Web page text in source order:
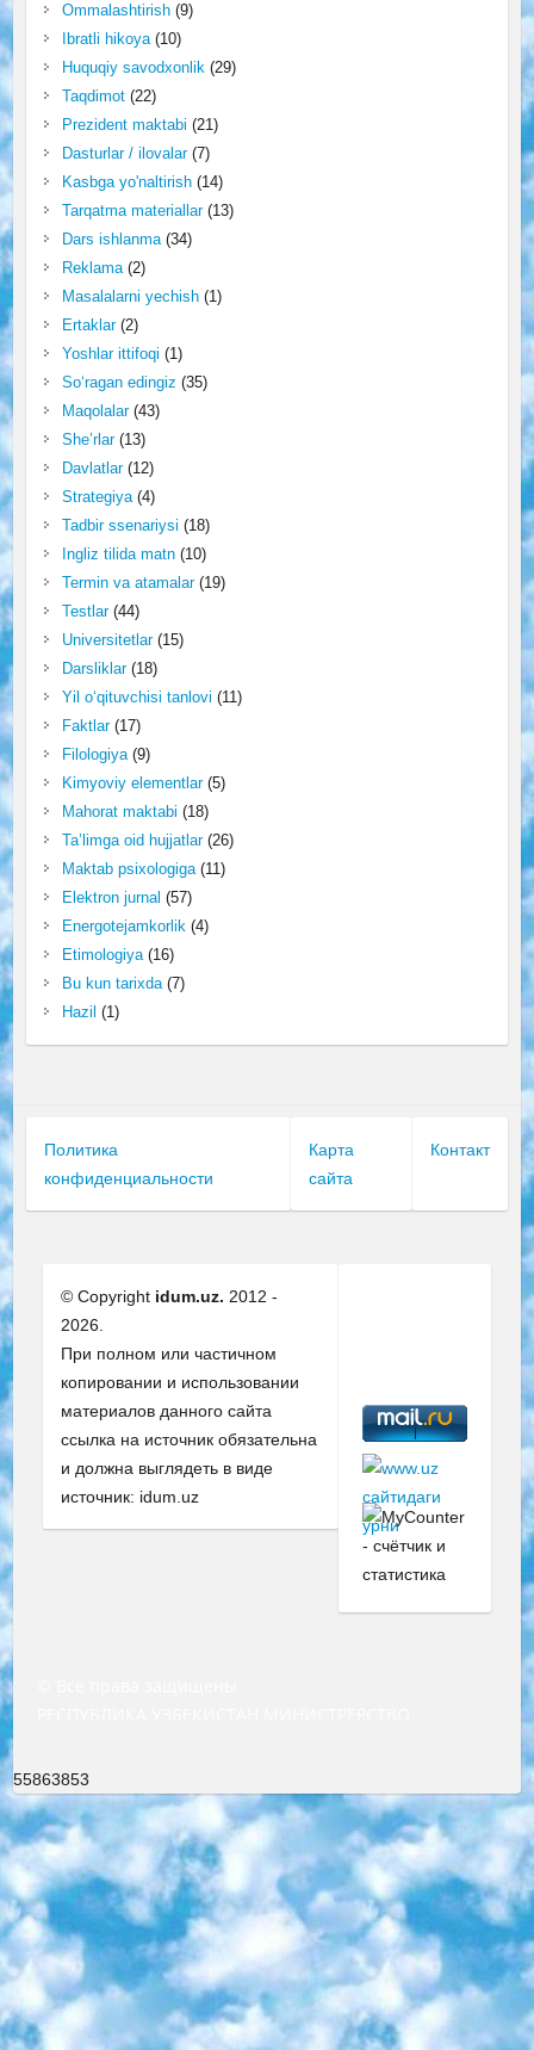
Ommalashtirish(9)
Ibratli hikoya(10)
Huquqiy savodxonlik(29)
Taqdimot(22)
Prezident maktabi (21)
Dasturlar / ilovalar(7)
Kasbga yo'naltirish(14)
Tarqatma materiallar(13)
Dars ishlanma(34)
Reklama(2)
Masalalarni yechish(1)
Ertaklar(2)
Yoshlar ittifoqi (1)
So‘ragan edingiz (35)
Maqolalar(43)
She’rlar(13)
Davlatlar(12)
Strategiya(4)
Tadbir ssenariysi (18)
Ingliz tilida matn(10)
Termin va atamalar(19)
Testlar(44)
Universitetlar(15)
Darsliklar(18)
Yil o‘qituvchisi tanlovi (11)
Faktlar(17)
Filologiya(9)
Kimyoviy elementlar(5)
Mahorat maktabi (18)
Ta’limga oid hujjatlar(26)
Maktab psixologiga(11)
Elektron jurnal (57)
Energotejamkorlik(4)
Etimologiya(16)
Bu kun tarixda(7)
Hazil (1)
Политика
конфиденциальности
Карта
сайта
Контакт
© Copyright idum.uz. 2012 -
2026.
При полном или частичном
копировании и использовании
материалов данного сайта
ссылка на источник обязательна
и должна выглядеть в виде
источник: idum.uz
55863853